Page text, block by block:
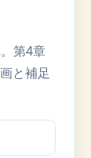
第4章
と補足